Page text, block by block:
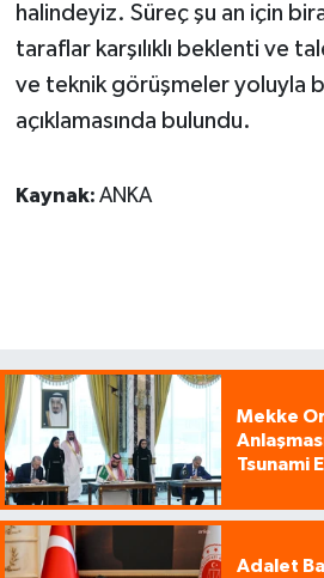
halindeyiz. Süreç şu an için
taraflar karşılıklı beklenti ve
ve teknik görüşmeler yoluyla
açıklamasında bulundu.
Kaynak: ANKA
Mekke
Tsunami
Adalet